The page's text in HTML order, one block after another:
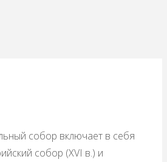
собор включает в себя
собор (XVI в.) и